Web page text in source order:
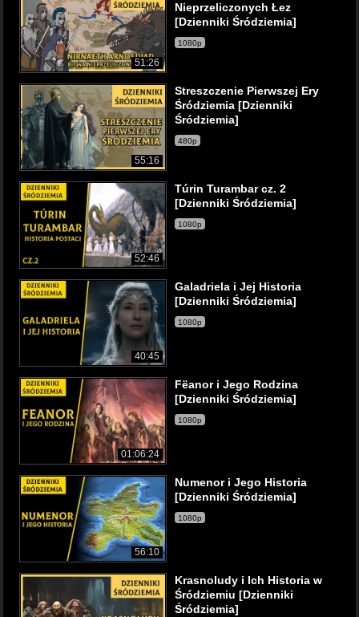
51:26
Nieprzeliczonych Łez
[Dzienniki Śródziemia]
1080p
55:16
Streszczenie Pierwszej Ery
Śródziemia [Dzienniki
Śródziemia]
480p
52:46
Túrin Turambar cz. 2
[Dzienniki Śródziemia]
1080p
40:45
Galadriela i Jej Historia
[Dzienniki Śródziemia]
1080p
01:06:24
Fëanor i Jego Rodzina
[Dzienniki Śródziemia]
1080p
56:10
Numenor i Jego Historia
[Dzienniki Śródziemia]
1080p
Krasnoludy i Ich Historia w
Śródziemiu [Dzienniki
Śródziemia]